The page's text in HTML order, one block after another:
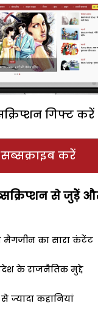
गिफ्ट करें
सब्सक्राइब करें
से जुड़ेें
मैगजीन का सारा कंटेंट
के राजनैतिक मुद्दे
से ज्यादा कहानियां